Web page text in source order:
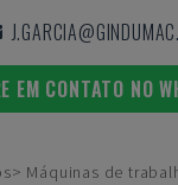
EM CONTATO NO
Máquinas de